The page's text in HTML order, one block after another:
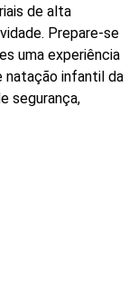
de alta
Prepare-se
uma experiência
natação infantil da
segurança,